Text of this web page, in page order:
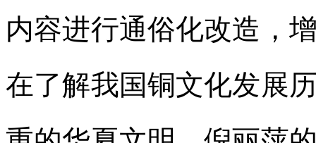
内容进行通俗化改造，
在了解我国铜文化发展